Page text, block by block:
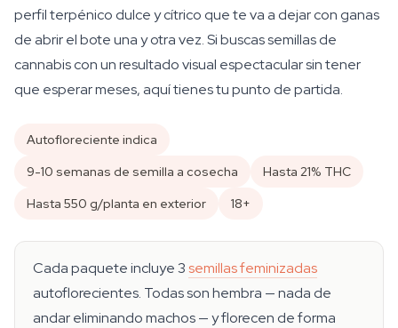
perfil terpénico dulce y cítrico que te va a dejar con ganas
de abrir el bote una y otra vez. Si buscas semillas de
cannabis con un resultado visual espectacular sin tener
que esperar meses, aquí tienes tu punto de partida.
Autofloreciente indica
9-10 semanas de semilla a cosecha
Hasta 21% THC
Hasta 550 g/planta en exterior
18+
Cada paquete incluye 3semillas feminizadas
autoflorecientes. Todas son hembra — nada de
andar eliminando machos — y florecen de forma